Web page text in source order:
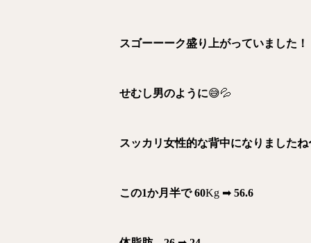
スゴーーーク盛り上がっていました！
せむし男のように😅💦
スッカリ女性的な背中になりましたね
この1か月半で 60Kg ➡︎ 56.6